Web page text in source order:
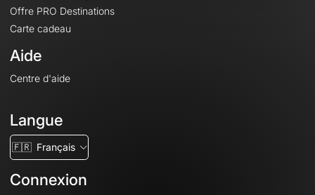
Offre PRO Destinations
Carte cadeau
Aide
Centre d'aide
Langue
🇫🇷 Français
Connexion